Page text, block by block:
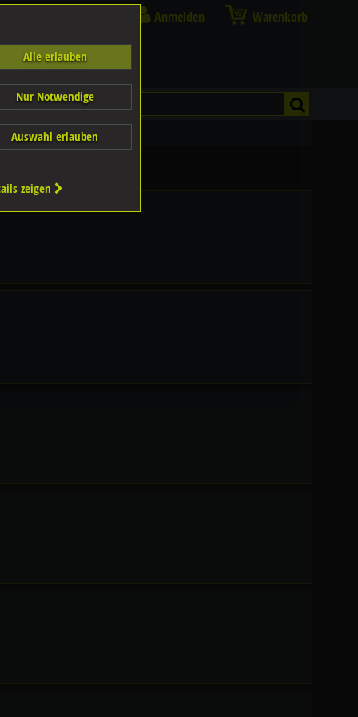
Anmelden Warenkorb
Alle erlauben
Nur Notwendige
Auswahl erlauben
zeigen